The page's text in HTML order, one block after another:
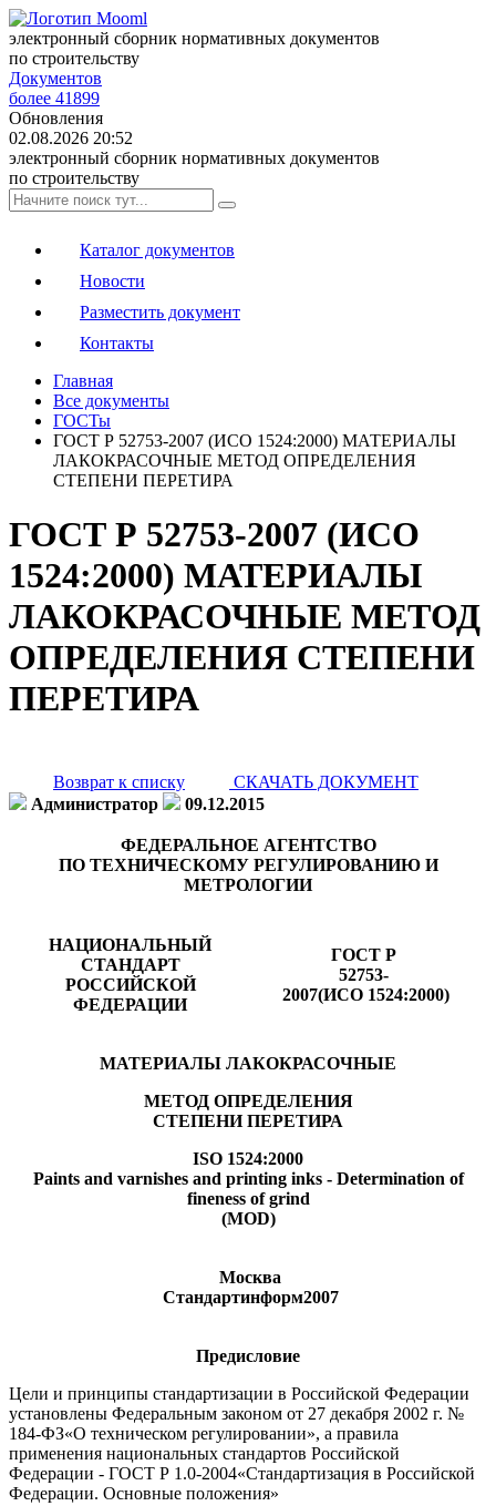
электронный сборник нормативных документов
по строительству
Документов
более 41899
Обновления
02.08.2026 20:52
электронный сборник нормативных документов
по строительству
Каталог документов
Новости
Разместить документ
Контакты
Главная
Все документы
ГОСТы
ГОСТ Р 52753-2007 (ИСО 1524:2000) МАТЕРИАЛЫ
ЛАКОКРАСОЧНЫЕ МЕТОД ОПРЕДЕЛЕНИЯ
СТЕПЕНИ ПЕРЕТИРА
ГОСТ Р 52753-2007 (ИСО
1524:2000) МАТЕРИАЛЫ
ЛАКОКРАСОЧНЫЕ МЕТОД
ОПРЕДЕЛЕНИЯ СТЕПЕНИ
ПЕРЕТИРА
Возврат к списку
СКАЧАТЬ ДОКУМЕНТ
Администратор
09.12.2015
ФЕДЕРАЛЬНОЕ АГЕНТСТВО
ПО ТЕХНИЧЕСКОМУ РЕГУЛИРОВАНИЮ И
МЕТРОЛОГИИ
НАЦИОНАЛЬНЫЙ
СТАНДАРТ
РОССИЙСКОЙ
ФЕДЕРАЦИИ
ГОСТ Р
52753-
2007(ИСО 1524:2000)
МАТЕРИАЛЫ ЛАКОКРАСОЧНЫЕ
МЕТОД ОПРЕДЕЛЕНИЯ
СТЕПЕНИ ПЕРЕТИРА
ISO 1524:2000
Paints and varnishes and printing inks - Determination of
fineness of grind
(MOD)
Москва
Стандартинформ2007
Предисловие
Цели и принципы стандартизации в Российской Федерации
установлены Федеральным законом от 27 декабря 2002 г. №
184-ФЗ«О техническом регулировании», а правила
применения национальных стандартов Российской
Федерации - ГОСТ Р 1.0-2004«Стандартизация в Российской
Федерации. Основные положения»